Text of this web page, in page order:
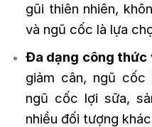
gũi thiên nhiên,
và ngũ cốc là lựa
Đa dạng công thức
giảm cân, ngũ cốc
ngũ cốc lợi sữa,
nhiều đối tượng